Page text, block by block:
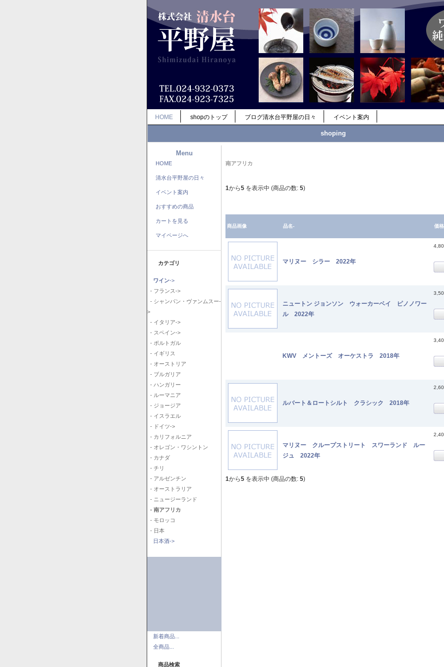
HOME shopのトップ ブログ清水台平野屋の日々 イベント案内
shoping
Menu
HOME
清水台平野屋の日々
イベント案内
おすすめの商品
カートを見る
マイページへ
カテゴリ
ワイン->
- フランス->
- シャンパン・ヴァンムスー-
>
- イタリア->
- スペイン->
- ポルトガル
- イギリス
- オーストリア
- ブルガリア
- ハンガリー
- ルーマニア
- ジョージア
- イスラエル
- ドイツ->
- カリフォルニア
- オレゴン・ワシントン
- カナダ
- チリ
- アルゼンチン
- オーストラリア
- ニュージーランド
- 南アフリカ
- モロッコ
- 日本
日本酒->
新着商品...
全商品...
商品検索
南アフリカ
1から5 を表示中 (商品の数: 5)
商品画像 品名- 価格
マリヌー シラー 2022年
ニュートン ジョンソン ウォーカーベイ ピノノワー
ル 2022年
KWV メントーズ オーケストラ 2018年
ルバート＆ロートシルト クラシック 2018年
マリヌー クループストリート スワーランド ルー
ジュ 2022年
1から5 を表示中 (商品の数: 5)